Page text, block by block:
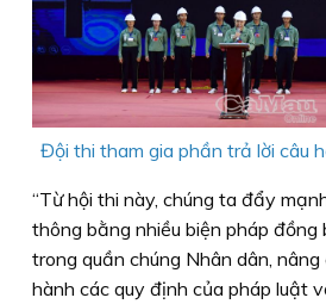
Đội thi tham gia phần trả lời câu
“Từ hội thi này, chúng ta đẩy
thông bằng nhiều biện pháp đồng
trong quần chúng Nhân dân,
hành các quy định của pháp luật